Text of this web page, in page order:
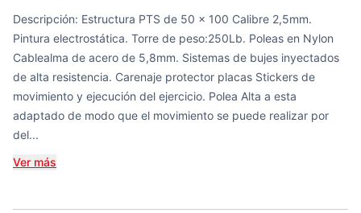
COP 924,600.00
Set de Bandas Elásticas x 5 Sport Fitness-71728
COP 24,900.00
Descripción: Estructura PTS de 50 x 100 Calibre 2,5mm.
Pintura electrostática. Torre de peso:250Lb. Poleas en Nylon
Cablealma de acero de 5,8mm. Sistemas de bujes inyectados
de alta resistencia. Carenaje protector placas Stickers de
movimiento y ejecución del ejercicio. Polea Alta a esta
adaptado de modo que el movimiento se puede realizar por
del...
Ver más